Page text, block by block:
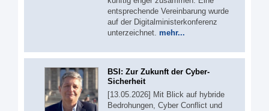
entsprechende Vereinbarung wurde
auf der Digitalministerkonferenz
unterzeichnet. mehr...
BSI: Zur Zukunft der Cyber-
Sicherheit
[13.05.2026] Mit Blick auf hybride
Bedrohungen, Cyber Conflict und